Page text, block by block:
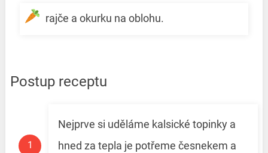
rajče a okurku na oblohu.
Postup receptu
Nejprve si uděláme kalsické topinky a
hned za tepla je potřeme česnekem a